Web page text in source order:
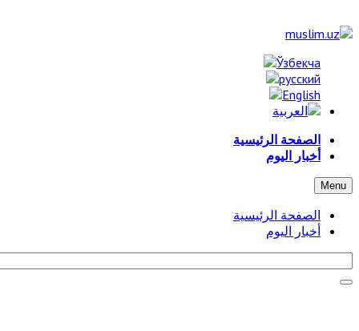
الصفحة الرئيسية
أخبار اليوم
Menu
الصفحة الرئيسية
أخبار اليوم